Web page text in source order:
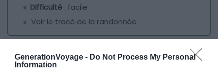
GenerationVoyage - Do Not Process My Personal
Information
Difficulté : facile
Voir le tracé de la randonnée
Cette petite randonnée facile à Malte débute à Golden
Beach, plage de sable fin à l’ouest de l’île, sympa pour la